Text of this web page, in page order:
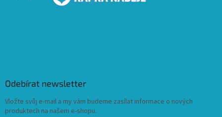
Odebírat newsletter
Vložte svůj e-mail a my vám budeme zasílat informace o nových
produktech na našem e-shopu.